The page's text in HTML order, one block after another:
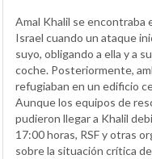
Amal Khalil se encontraba
Israel cuando un ataque
suyo, obligando a ella y a
coche. Posteriormente,
refugiaban en un edificio
Aunque los equipos de
pudieron llegar a Khalil
17:00 horas, RSF y otras
sobre la situación crítica